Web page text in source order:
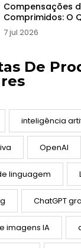
Compensações
Comprimidos: O
7 jul 2026
De
inteligência
OpenAI
linguagem
ChatGPT
imagens IA